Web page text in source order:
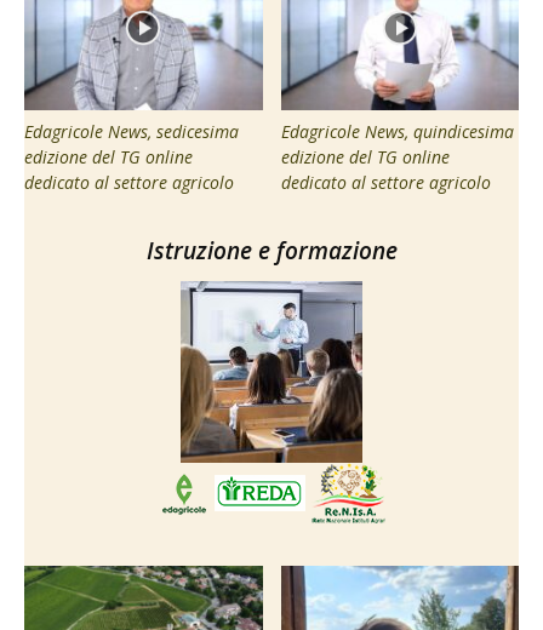
Edagricole News, sedicesima
edizione del TG online
dedicato al settore agricolo
Edagricole News, quindicesima
edizione del TG online
dedicato al settore agricolo
Istruzione e formazione